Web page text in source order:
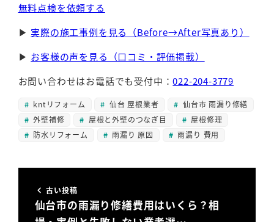
無料点検を依頼する
▶ 実際の施工事例を見る（Before→After写真あり）
▶ お客様の声を見る（口コミ・評価掲載）
お問い合わせはお電話でも受付中：022-204-3779
kntリフォーム 仙台 屋根業者
仙台市 雨漏り修繕
外壁補修
屋根と外壁のつなぎ目
屋根修理
防水リフォーム
雨漏り 原因 雨漏り 費用
古い投稿
仙台市の雨漏り修繕費用はいくら？相